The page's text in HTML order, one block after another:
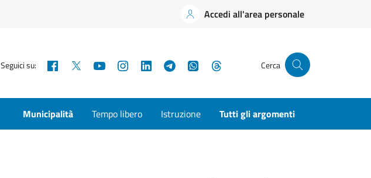
Accedi all'area personale
Seguici su: Facebook YouTubeInstagramLinkedInTelegramWhatsApp Cerca
Municipalità Tempo libero Istruzione Tutti gli argomenti